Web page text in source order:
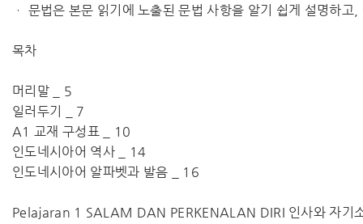
ㆍ 문법은 본문 읽기에 노출된 문법 사항을 알기 쉽게 설명하
목차
머리말 _ 5
일러두기 _ 7
A1 교재 구성표 _ 10
인도네시아어 역사 _ 14
인도네시아어 알파벳과 발음 _ 16
Pelajaran 1 SALAM DAN PERKENALAN DIRI 인사와 자기